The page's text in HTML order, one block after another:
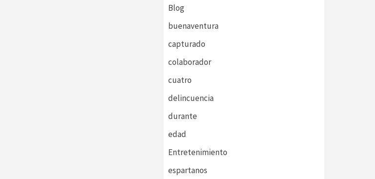
Blog
buenaventura
capturado
colaborador
cuatro
delincuencia
durante
edad
Entretenimiento
espartanos